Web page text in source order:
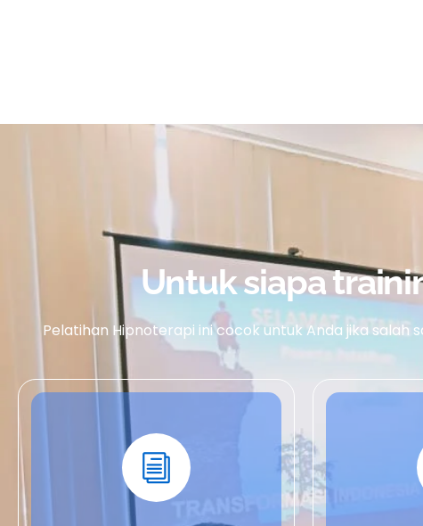
Untuk siapa
Pelatihan Hipnoterapi ini cocok untuk Anda jika salah